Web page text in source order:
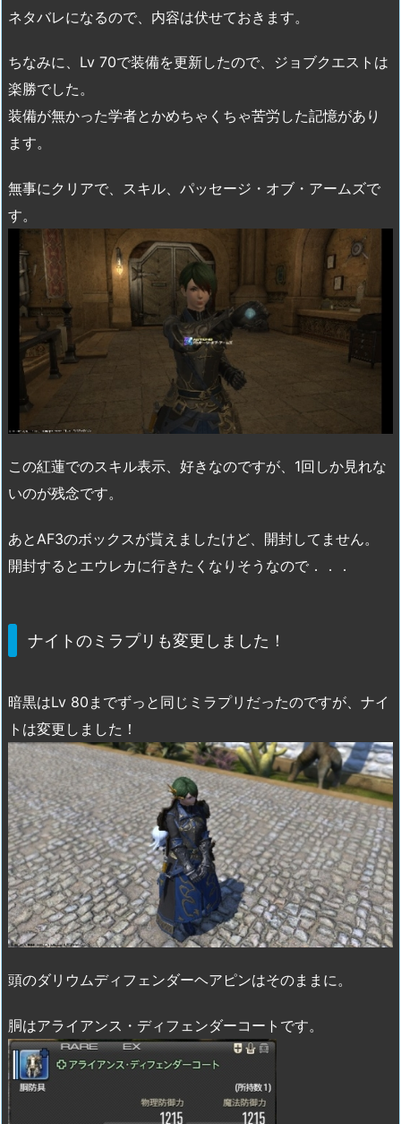
ネタバレになるので、内容は伏せておきます。
ちなみに、Lv 70で装備を更新したので、ジョブクエストは
楽勝でした。
装備が無かった学者とかめちゃくちゃ苦労した記憶があり
ます。
無事にクリアで、スキル、パッセージ・オブ・アームズで
す。
この紅蓮でのスキル表示、好きなのですが、1回しか見れな
いのが残念です。
あとAF3のボックスが貰えましたけど、開封してません。
開封するとエウレカに行きたくなりそうなので．．．
ナイトのミラプリも変更しました！
暗黒はLv 80までずっと同じミラプリだったのですが、ナイ
トは変更しました！
頭のダリウムディフェンダーヘアピンはそのままに。
胴はアライアンス・ディフェンダーコートです。